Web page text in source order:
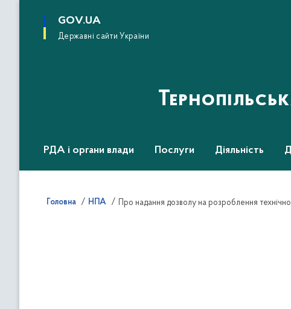
основного
GOV.UA
Державні сайти України
РДА і органи влади Послуги Діяльність
Головна НПА